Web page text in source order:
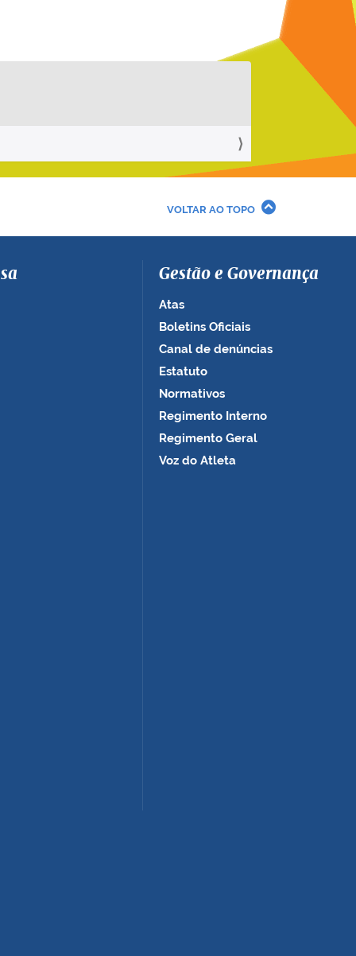
VOLTAR AO TOPO
Gestão e Governança
Atas
Boletins Oficiais
Canal de denúncias
Estatuto
Normativos
Regimento Interno
Regimento Geral
Voz do Atleta